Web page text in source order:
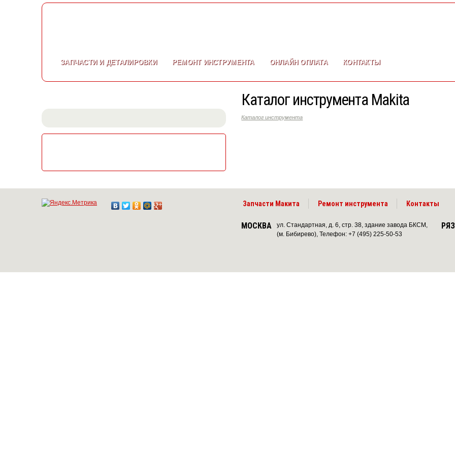
ЗАПЧАСТИИ ДЕТАЛИРОВКИ РЕМОНТИНСТРУМЕНТА ОНЛАЙН ОПЛАТА КОНТАКТЫ
Каталог инструмента Makita
Каталог инструмента
Запчасти Макита Ремонт инструмента Контакты
МОСКВА
ул. Стандартная, д. 6, стр. 38, здание завода БКСМ,
(м. Бибирево), Телефон: +7 (495) 225-50-53